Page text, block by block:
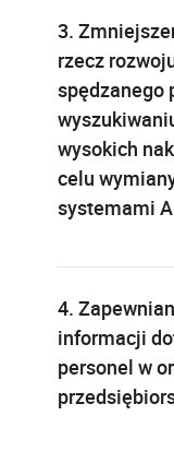
3.
rzecz
spędzanego
wysokich
celu
systemami
4.
informacji
personel w